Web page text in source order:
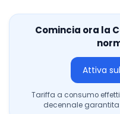
Comincia ora la
Attiva
Tariffa a consumo
decennale garantita